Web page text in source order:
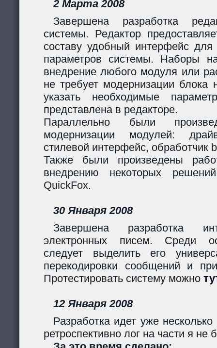
2 Марта 2008
Завершена разработка
системы. Редактор
составу удобный интерфейс для
параметров системы. Наборы
внедрение любого модуля или
не требует модернизации блока
указать необходимые
представлена в редакторе.
Параллельно были
модернизации модулей:
стилевой интерфейс, обработчик
Также были произведены
внедрению некоторых
QuickFox.
30 Января 2008
Завершена разработка
электронных писем. Среди
следует выделить его
перекодировки сообщений и
Протестировать систему можно
12 Января 2008
Разработка идет уже
ретроспективно лог на части я не